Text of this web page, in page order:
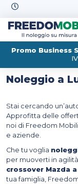
Skip to content
Promo Business
Noleggio a
Stai cercando
Approfitta delle
noi di Freedom
e aziende.
Che tu voglia
per muoverti in
crossover Mazda
tua famiglia,